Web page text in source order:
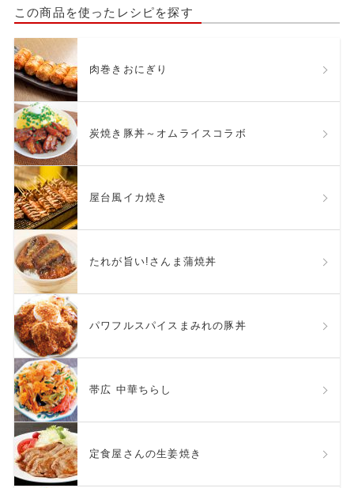
この商品を使ったレシピを探す
肉巻きおにぎり
炭焼き豚丼～オムライスコラボ
屋台風イカ焼き
たれが旨い!さんま蒲焼丼
パワフルスパイスまみれの豚丼
帯広 中華ちらし
定食屋さんの生姜焼き